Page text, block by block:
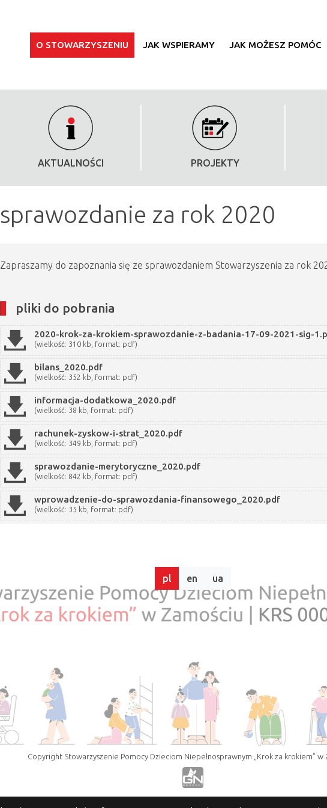
O STOWARZYSZENIU JAK WSPIERAMY JAK MOŻESZ POMÓC
AKTUALNOŚCI PROJEKTY
sprawozdanie za rok 2020
Zapraszamy do zapoznania się ze sprawozdaniem Stowarzyszenia za rok
pliki do pobrania
2020-krok-za-krokiem-sprawozdanie-z-badania-17-09-2021-sig-
(wielkość: 310 kb, format: pdf)
bilans_2020.pdf
(wielkość: 352 kb, format: pdf)
informacja-dodatkowa_2020.pdf
(wielkość: 38 kb, format: pdf)
rachunek-zyskow-i-strat_2020.pdf
(wielkość: 349 kb, format: pdf)
sprawozdanie-merytoryczne_2020.pdf
(wielkość: 842 kb, format: pdf)
wprowadzenie-do-sprawozdania-finansowego_2020.pdf
(wielkość: 35 kb, format: pdf)
pl en ua
Copyright Stowarzyszenie Pomocy Dzieciom Niepełnosprawnym „Krok za krokiem” w